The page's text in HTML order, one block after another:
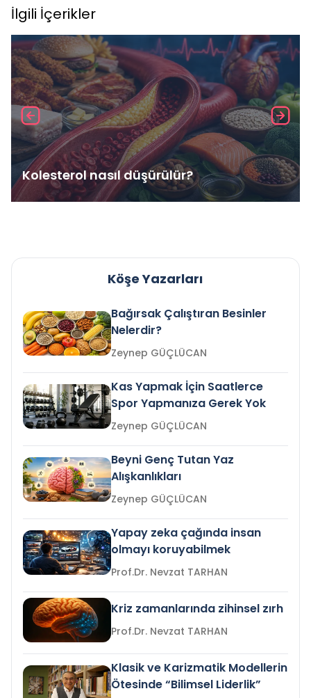
İlgili İçerikler
Kolesterol nasıl düşürülür?
Köşe Yazarları
Bağırsak Çalıştıran Besinler
Nelerdir?
Zeynep GÜÇLÜCAN
Kas Yapmak İçin Saatlerce
Spor Yapmanıza Gerek Yok
Zeynep GÜÇLÜCAN
Beyni Genç Tutan Yaz
Alışkanlıkları
Zeynep GÜÇLÜCAN
Yapay zeka çağında insan
olmayı koruyabilmek
Prof.Dr. Nevzat TARHAN
Kriz zamanlarında zihinsel zırh
Prof.Dr. Nevzat TARHAN
Klasik ve Karizmatik Modellerin
Ötesinde “Bilimsel Liderlik”